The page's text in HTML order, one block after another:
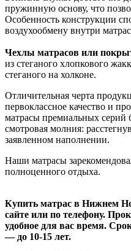
пружинную основу, что
Особенность конструкции
воздухообмену внутри
Чехлы матрасов или
из стеганого хлопкового
стеганого на холконе.
Отличительная черта
первоклассное качество и
матрасы премиальных серий
смотровая молния:
заявленном наполнении.
Наши матрасы
полноценного отдыха.
Купить матрас в Нижнем
сайте или по телефону.
удобное для вас время.
— до 10-15 лет.